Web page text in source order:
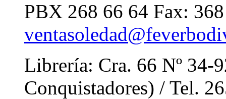
PBX 268 66 64 Fax:
Librería: Cra. 66 Nº 34-
Conquistadores) / Tel.